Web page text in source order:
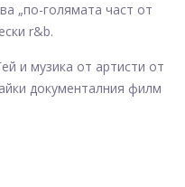
„по-голямата част от
r&b.
и музика от артисти от
документалния филм